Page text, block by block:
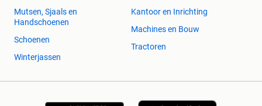
Mutsen, Sjaals en
Handschoenen
Schoenen
Winterjassen
Kantoor en Inrichting
Machines en Bouw
Tractoren